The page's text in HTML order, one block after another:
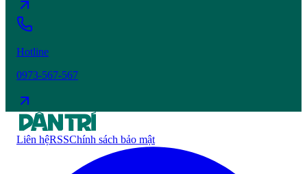
Hotline
0973-567-567
Liên hệRSSChính sách bảo mật